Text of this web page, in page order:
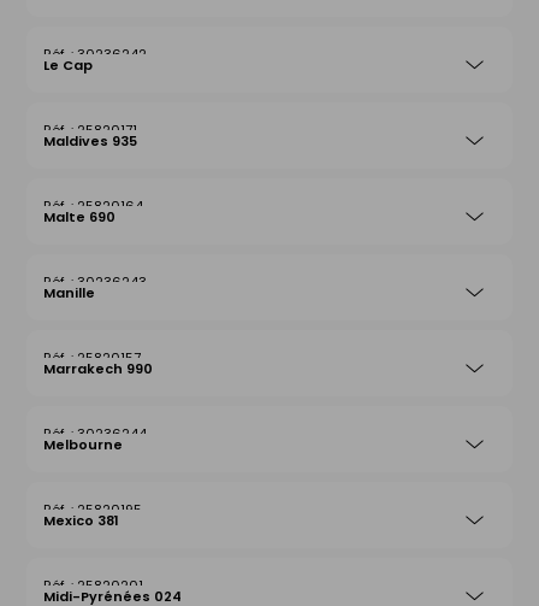
30236242
Le Cap
25820171
Maldives 935
25820164
Malte 690
30236243
Manille
25820157
Marrakech 990
30236244
Melbourne
25820195
Mexico 381
25820201
Midi-Pyrénées 024